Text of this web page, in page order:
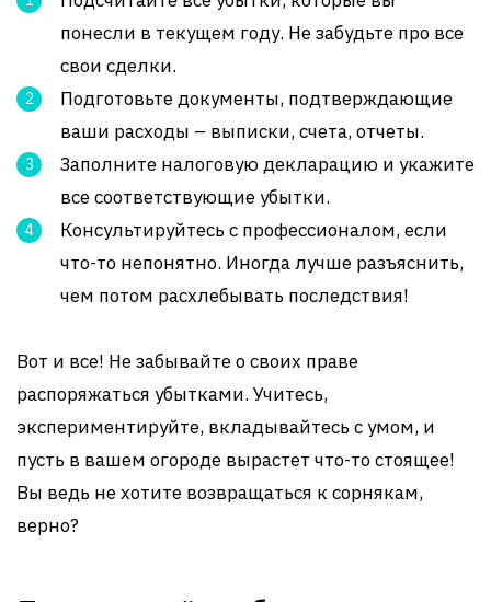
понесли в текущем году. Не забудьте про все
свои сделки.
Подготовьте документы, подтверждающие
ваши расходы – выписки, счета, отчеты.
Заполните налоговую декларацию и укажите
все соответствующие убытки.
Консультируйтесь с профессионалом, если
что-то непонятно. Иногда лучше разъяснить,
чем потом расхлебывать последствия!
Вот и все! Не забывайте о своих праве
распоряжаться убытками. Учитесь,
экспериментируйте, вкладывайтесь с умом, и
пусть в вашем огороде вырастет что-то стоящее!
Вы ведь не хотите возвращаться к сорнякам,
верно?